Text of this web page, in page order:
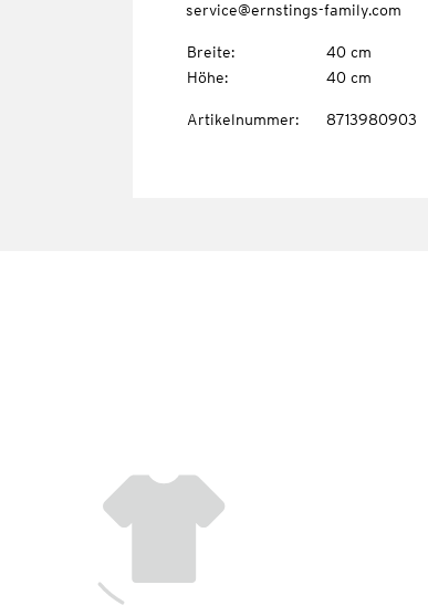
service@ernstings-family.com
Breite:
40 cm
Höhe: 40 cm
Artikelnummer: 8713980903